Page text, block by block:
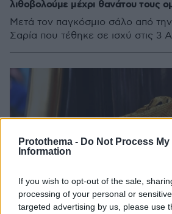
Protothema - Do Not Process My
Information
If you wish to opt-out of the sale,
processing of your personal or
targeted advertising by us, please use
λιθοβολούμε μέχρι θανάτου τους
Μετά τον παγκόσμιο σάλο από
Σαρία που τέθηκε σε ισχύ στις 3